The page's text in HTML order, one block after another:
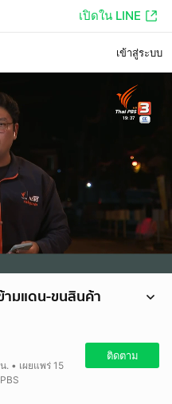
เปิดใน LINE
เข้าสู่ระบบ
ามแดน-ขนสินค้า
เป็นอีกจุด ที่พบการลักลอบข้าม
ะการลักลอบขนสินค้า คาดว่า อาจ
เปต
. • เผยแพร่ 15
ติดตาม